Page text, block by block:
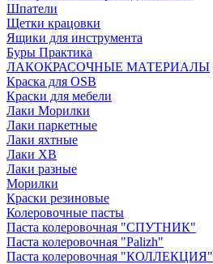
Шпатели
Щетки крацовки
Ящики для инструмента
Буры Практика
ЛАКОКРАСОЧНЫЕ МАТЕРИАЛЫ
Краска для OSB
Краски для мебели
Лаки Морилки
Лаки паркетные
Лаки яхтные
Лаки ХВ
Лаки разные
Морилки
Краски резиновые
Колеровочные пасты
Паста колеровочная "СПУТНИК"
Паста колеровочная "Palizh"
Паста колеровочная "КОЛЛЕКЦИЯ"